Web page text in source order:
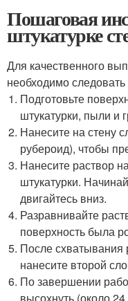
Пошаговая
штукатурке
Для качественного
необходимо
Подготовьте
штукатурки, пыли и
Нанесите на стену
рубероид), чтобы
Нанесите раствор
штукатурки.
двигайтесь вниз.
Разравнивайте
поверхность была
После схватывания
нанесите второй
По завершении